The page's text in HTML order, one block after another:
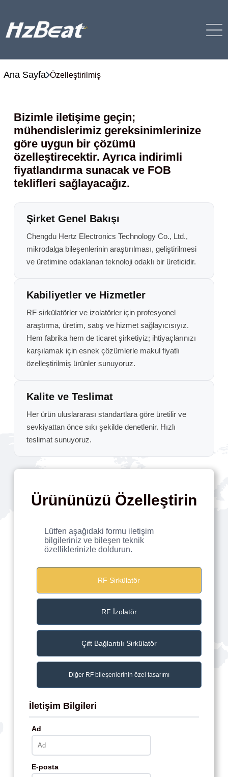
Ana Sayfa Özelleştirilmiş
Bizimle iletişime geçin;
mühendislerimiz gereksinimlerinize
göre uygun bir çözümü
özelleştirecektir. Ayrıca indirimli
fiyatlandırma sunacak ve FOB
teklifleri sağlayacağız.
Şirket Genel Bakışı
Chengdu Hertz Electronics Technology Co., Ltd.,
mikrodalga bileşenlerinin araştırılması, geliştirilmesi
ve üretimine odaklanan teknoloji odaklı bir üreticidir.
Kabiliyetler ve Hizmetler
RF sirkülatörler ve izolatörler için profesyonel
araştırma, üretim, satış ve hizmet sağlayıcısıyız.
Hem fabrika hem de ticaret şirketiyiz; ihtiyaçlarınızı
karşılamak için esnek çözümlerle makul fiyatlı
özelleştirilmiş ürünler sunuyoruz.
Kalite ve Teslimat
Her ürün uluslararası standartlara göre üretilir ve
sevkiyattan önce sıkı şekilde denetlenir. Hızlı
teslimat sunuyoruz.
Ürününüzü Özelleştirin
Lütfen aşağıdaki formu iletişim
bilgileriniz ve bileşen teknik
özelliklerinizle doldurun.
RF Sirkülatör
RF İzolatör
Çift Bağlantılı Sirkülatör
Diğer RF bileşenlerinin özel tasarımı
İletişim Bilgileri
Ad
E-posta